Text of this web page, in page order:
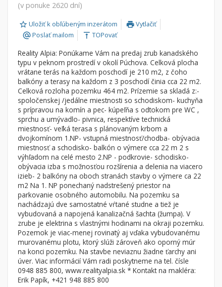
Do:
Lokalita
×
×
Trenčiansky (kraj)
Byt
Garsónky
Dvojgarsónky
1-izbové
2-izbové
3-izbové
4 a viac izbové byty
Dom
Vila
Chalupa
Pozemok
Stavebné pozemky
Bývanie a rekreácia
Priemyselný pozemok
Poľnohospodárske pozemky
(v ponuke 2620 dní)
Uložiť k obľúbeným inzerátom printVytlačiť
alternate_emailPoslať mailom vertical_align_top TOPovať
Reality Alpia: Ponúkame Vám na predaj zrub kanadského
typu v peknom prostredí v okolí Púchova. Celková plocha
vrátane terás na každom poschodí je 210 m2, z čoho
balkóny a terasy na každom z 3 poschodí činia cca 22 m2.
Celková rozloha pozemku 464 m2. Prízemie sa skladá z:-
spoločenskej /jedálne miestnosti so schodiskom- kuchyňa
s prípravou na komín a pec- kúpeľňa s odtokom pre WC ,
sprchu a umývadlo- pivnica, respektíve technická
miestnosť- veľká terasa s plánovaným krbom a
dvojkomínom 1.NP- vstupná miestnosť/chodba- obývacia
miestnosť a schodisko- balkón o výmere cca 22 m 2 s
výhľadom na celé mesto 2.NP - podkrovie- schodisko-
obývacia izba s možnosťou rozšírenia a delenia na viacero
izieb- 2 balkóny na oboch stranách stavby o výmere ca 22
m2 Na 1. NP ponechaný nadstrešený priestor na
parkovanie osobného automobilu. Na pozemku sa
nachádzajú dve samostatné vŕtané studne a tiež je
vybudovaná a napojená kanalizačná šachta (žumpa). V
zrube je elektrina s vlastnými hodinami na okraji pozemku.
Pozemok je viac-menej rovinatý aj vďaka vybudovanému
murovanému plotu, ktorý slúži zároveň ako oporný múr
na konci pozemku. Na stavbe neviaznu žiadne ťarchy ani
úver. Viac informácií Vám radi poskytneme na tel. čísle
0948 885 800, www.realityalpia.sk * Kontakt na makléra:
Erik Papík, +421 948 885 800